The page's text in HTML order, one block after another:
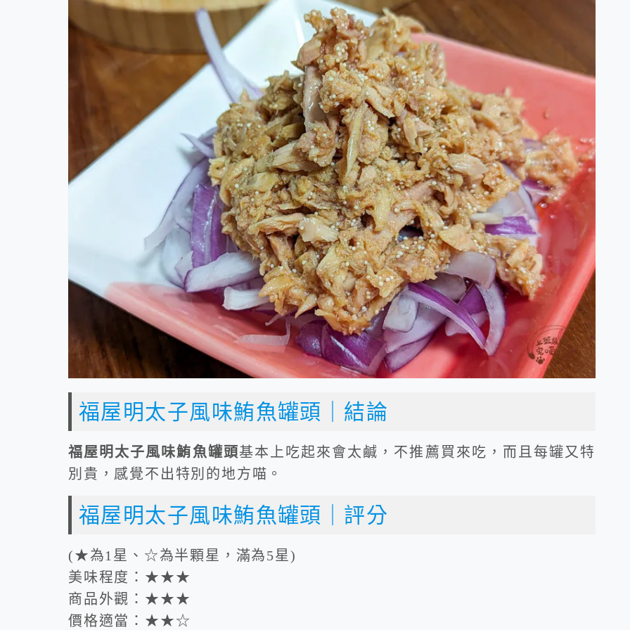
福屋明太子風味鮪魚罐頭｜結論
福屋明太子風味鮪魚罐頭基本上吃起來會太鹹，不推薦買來吃，而且每罐又特
別貴，感覺不出特別的地方喵。
福屋明太子風味鮪魚罐頭｜評分
(★為1星、☆為半顆星，滿為5星)
美味程度：★★★
商品外觀：★★★
價格適當：★★☆